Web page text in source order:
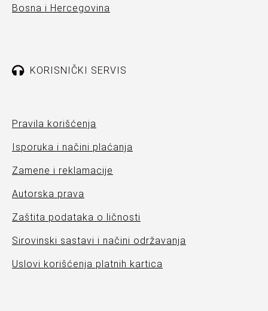
Bosna i Hercegovina
KORISNIČKI SERVIS
Pravila korišćenja
Isporuka i načini plaćanja
Zamene i reklamacije
Autorska prava
Zaštita podataka o ličnosti
Sirovinski sastavi i načini održavanja
Uslovi korišćenja platnih kartica